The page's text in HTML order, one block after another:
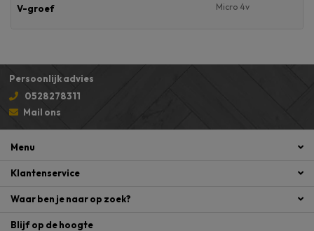
V-groef Micro 4v
Persoonlijk advies
0528278311
Mail ons
Menu
Klantenservice
Waar ben je naar op zoek?
Blijf op de hoogte